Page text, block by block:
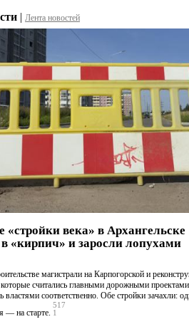
| Лента новостей
века» в Архангельске
«кирпич» и заросли лопухами
магистрали на Карпогорской и
считались главными дорожными
властями соответственно. Обе стройки зачахли:
— на старте.
517
1